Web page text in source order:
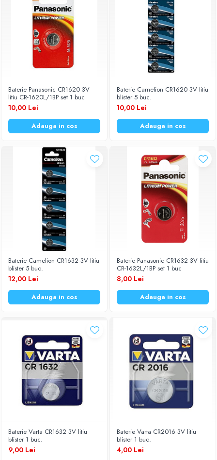
Baterie Panasonic CR1620 3V
litiu CR-1620L/1BP set 1 buc
10,00 Lei
Adauga in cos
Baterie Camelion CR1620 3V litiu
blister 5 buc.
10,00 Lei
Adauga in cos
Baterie Camelion CR1632 3V litiu
blister 5 buc.
12,00 Lei
Adauga in cos
Baterie Panasonic CR1632 3V litiu
CR-1632L/1BP set 1 buc
8,00 Lei
Adauga in cos
Baterie Varta CR1632 3V litiu
blister 1 buc.
9,00 Lei
Baterie Varta CR2016 3V litiu
blister 1 buc.
4,00 Lei